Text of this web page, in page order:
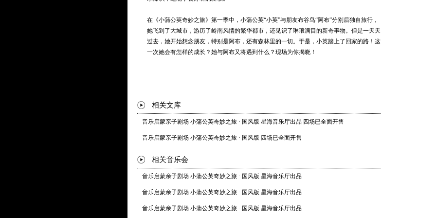
在《小蒲公英奇妙之旅》第一季中，小蒲公英“小英”与朋友布谷鸟“阿布”分别后独自旅行，
她飞到了大城市，游历了岭南风情的繁华都市，还见识了琳琅满目的新奇事物。但是一天天
过去，她开始想念朋友，特别是阿布，还有森林里的一切。于是，小英踏上了回家的路！这
一次她会有怎样的成长？她与阿布又将遇到什么？现场为你揭晓！
相关文库
音乐启蒙亲子剧场 小蒲公英奇妙之旅 · 国风版 星海音乐厅出品 四场已全面开售
音乐启蒙亲子剧场 小蒲公英奇妙之旅 · 国风版 四场已全面开售
相关音乐会
音乐启蒙亲子剧场 小蒲公英奇妙之旅 · 国风版 星海音乐厅出品
音乐启蒙亲子剧场 小蒲公英奇妙之旅 · 国风版 星海音乐厅出品
音乐启蒙亲子剧场 小蒲公英奇妙之旅 · 国风版 星海音乐厅出品